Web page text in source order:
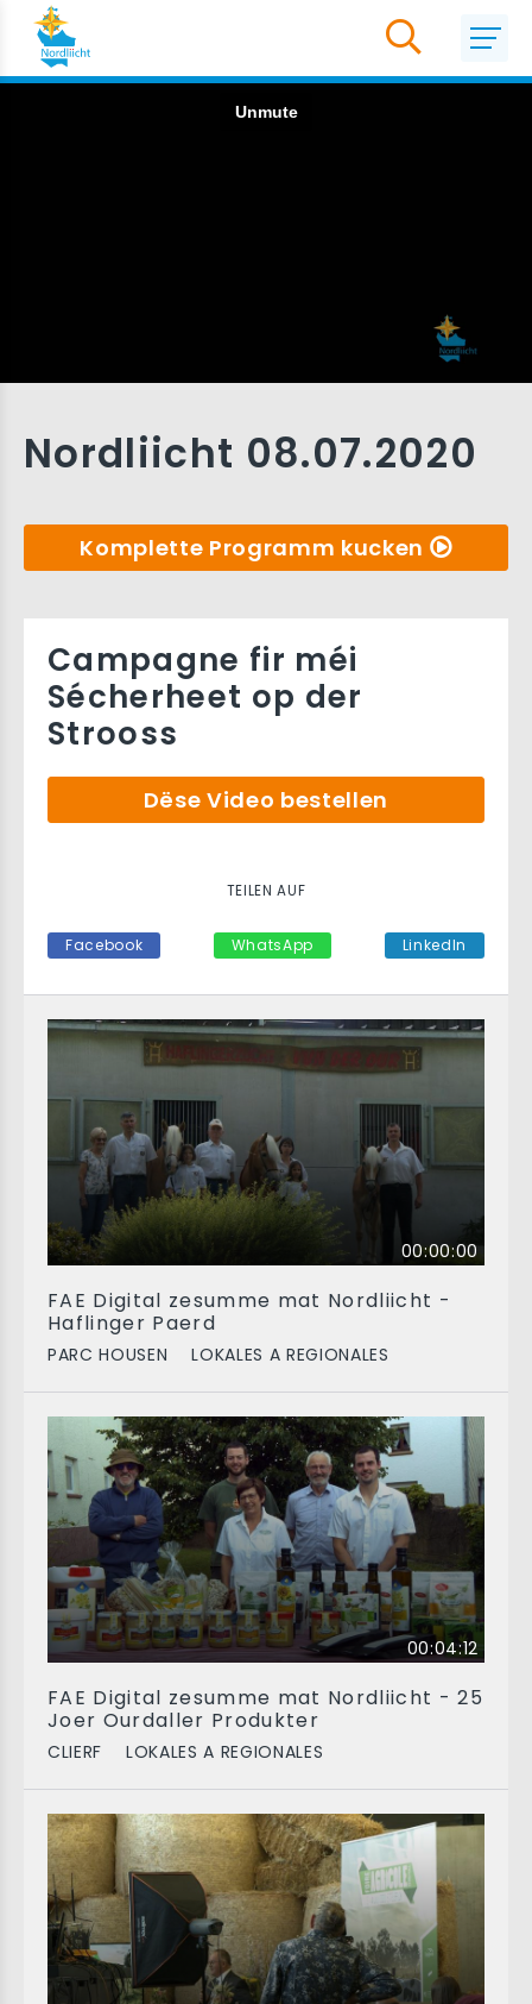
Nordliicht 08.07.2020
Komplette Programm kucken
00:00:00
FAE Digital zesumme mat Nordliicht -
Haflinger Paerd
PARC HOUSEN LOKALES A REGIONALES
00:04:12
FAE Digital zesumme mat Nordliicht - 25
Joer Ourdaller Produkter
CLIERF LOKALES A REGIONALES
Campagne fir méi
Sécherheet op der
Strooss
Dëse Video bestellen
TEILEN AUF
Facebook WhatsApp LinkedIn